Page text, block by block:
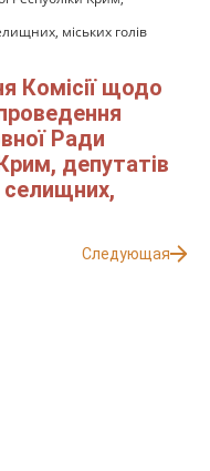
міських голів
Комісії щодо
Ради
депутатів
селищних,
Следующая